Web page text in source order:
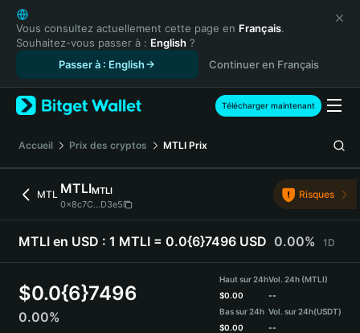
English
日本語
Tiếng Việt
Español (Latinoamérica)
Türkçe
Français
Deutsch
繁體中文
Português (Portugal)
Bahasa Indonesia
ภาษาไทย
Español
Vous consultez actuellement cette page en Français.
Souhaitez-vous passer à : English ?
Passer à : English
Continuer en Français
Télécharger maintenant
Accueil Prix des cryptos MTLI Prix
MTL MTLIMTLI
0x8c7C...D3e5
Risques
MTLI en USD : 1 MTLI = 0.0{6}7496 USD 0.00% 1D
$0.0{6}7496
0.00%
Haut sur 24h
$0.00
Bas sur 24h
$0.00
Vol. 24h (MTLI)
--
Vol. sur 24h(USDT)
--